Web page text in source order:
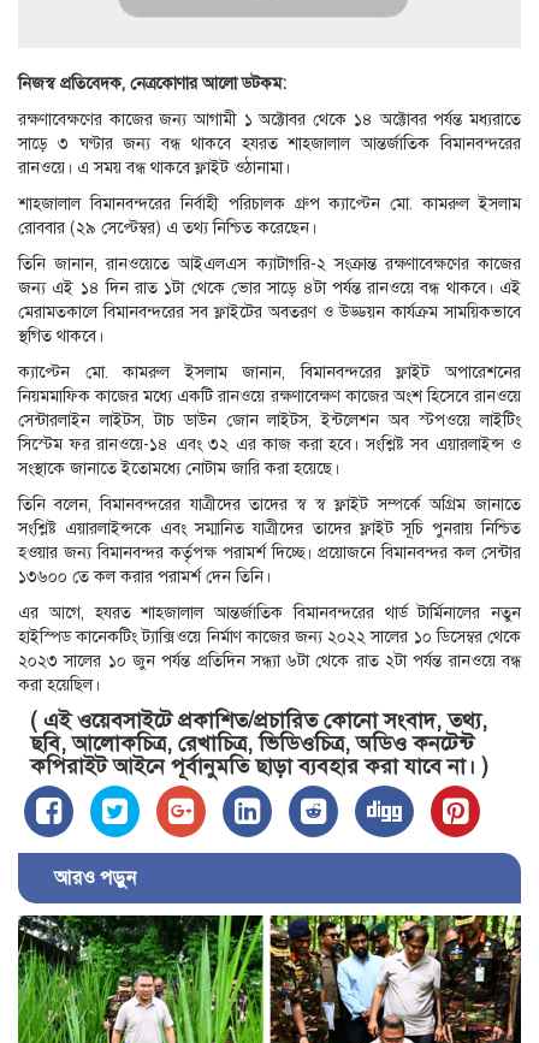
নিজস্ব প্রতিবেদক, নেত্রকোণার আলো ডটকম:
রক্ষণাবেক্ষণের কাজের জন্য আগামী ১ অক্টোবর থেকে ১৪ অক্টোবর পর্যন্ত মধ্যরাতে
সাড়ে ৩ ঘণ্টার জন্য বন্ধ থাকবে হযরত শাহজালাল আন্তর্জাতিক বিমানবন্দরের
রানওয়ে। এ সময় বন্ধ থাকবে ফ্লাইট ওঠানামা।
শাহজালাল বিমানবন্দরের নির্বাহী পরিচালক গ্রুপ ক্যাপ্টেন মো. কামরুল ইসলাম
রোববার (২৯ সেপ্টেম্বর) এ তথ্য নিশ্চিত করেছেন।
তিনি জানান, রানওয়েতে আইএলএস ক্যাটাগরি-২ সংক্রান্ত রক্ষণাবেক্ষণের কাজের
জন্য এই ১৪ দিন রাত ১টা থেকে ভোর সাড়ে ৪টা পর্যন্ত রানওয়ে বন্ধ থাকবে। এই
মেরামতকালে বিমানবন্দরের সব ফ্লাইটের অবতরণ ও উড্ডয়ন কার্যক্রম সাময়িকভাবে
স্থগিত থাকবে।
ক্যাপ্টেন মো. কামরুল ইসলাম জানান, বিমানবন্দরের ফ্লাইট অপারেশনের
নিয়মমাফিক কাজের মধ্যে একটি রানওয়ে রক্ষণাবেক্ষণ কাজের অংশ হিসেবে রানওয়ে
সেন্টারলাইন লাইটস, টাচ ডাউন জোন লাইটস, ইন্টলেশন অব স্টপওয়ে লাইটিং
সিস্টেম ফর রানওয়ে-১৪ এবং ৩২ এর কাজ করা হবে। সংশ্লিষ্ট সব এয়ারলাইন্স ও
সংস্থাকে জানাতে ইতোমধ্যে নোটাম জারি করা হয়েছে।
তিনি বলেন, বিমানবন্দরের যাত্রীদের তাদের স্ব স্ব ফ্লাইট সম্পর্কে অগ্রিম জানাতে
সংশ্লিষ্ট এয়ারলাইন্সকে এবং সম্মানিত যাত্রীদের তাদের ফ্লাইট সূচি পুনরায় নিশ্চিত
হওয়ার জন্য বিমানবন্দর কর্তৃপক্ষ পরামর্শ দিচ্ছে। প্রয়োজনে বিমানবন্দর কল সেন্টার
১৩৬০০ তে কল করার পরামর্শ দেন তিনি।
এর আগে, হযরত শাহজালাল আন্তর্জাতিক বিমানবন্দরের থার্ড টার্মিনালের নতুন
হাইস্পিড কানেকটিং ট্যাক্সিওয়ে নির্মাণ কাজের জন্য ২০২২ সালের ১০ ডিসেম্বর থেকে
২০২৩ সালের ১০ জুন পর্যন্ত প্রতিদিন সন্ধ্যা ৬টা থেকে রাত ২টা পর্যন্ত রানওয়ে বন্ধ
করা হয়েছিল।
( এই ওয়েবসাইটে প্রকাশিত/প্রচারিত কোনো সংবাদ, তথ্য,
ছবি, আলোকচিত্র, রেখাচিত্র, ভিডিওচিত্র, অডিও কনটেন্ট
কপিরাইট আইনে পূর্বানুমতি ছাড়া ব্যবহার করা যাবে না। )
আরও পড়ুন